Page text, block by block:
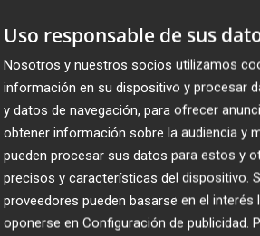
de Peñas, se pone a la
El Collao. Los aficionados que
y Valencia) por 12 euros tendrán
Uso responsable de sus
Nosotros y nuestros socios utilizamos
información en su dispositivo y procesar
y datos de navegación, para ofrecer
obtener información sobre la audiencia y
pueden procesar sus datos para estos y
precisos y características del dispositivo.
proveedores pueden basarse en el
oponerse en Configuración de publicidad.